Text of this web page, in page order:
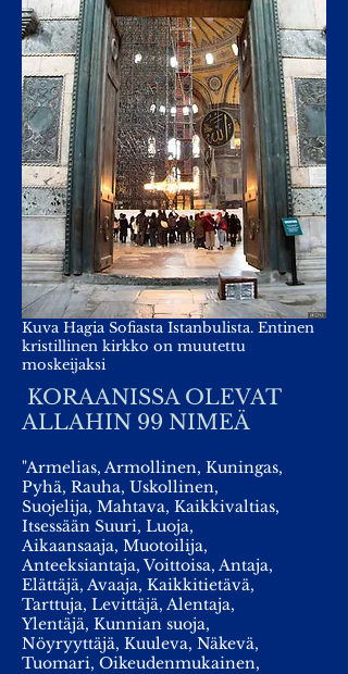
Kuva Hagia Sofiasta Istanbulista. Entinen
kristillinen kirkko on muutettu
moskeijaksi
KORAANISSA OLEVAT
ALLAHIN 99 NIMEÄ
"Armelias, Armollinen, Kuningas,
Pyhä, Rauha, Uskollinen,
Suojelija, Mahtava, Kaikkivaltias,
Itsessään Suuri, Luoja,
Aikaansaaja, Muotoilija,
Anteeksiantaja, Voittoisa, Antaja,
Elättäjä, Avaaja, Kaikkitietävä,
Tarttuja, Levittäjä, Alentaja,
Ylentäjä, Kunnian suoja,
Nöyryyttäjä, Kuuleva, Näkevä,
Tuomari, Oikeudenmukainen,